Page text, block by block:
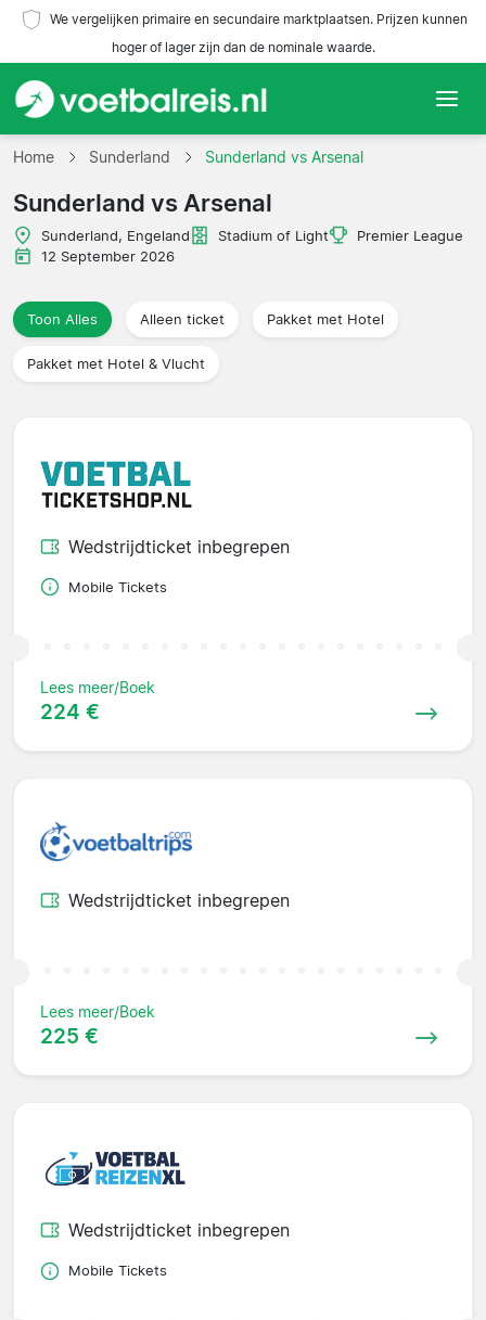
We vergelijken primaire en secundaire marktplaatsen. Prijzen kunnen
hoger of lager zijn dan de nominale waarde.
Home
Teams
Competities
Reisorganisaties
Home Sunderland Sunderland vs Arsenal
Sunderland vs Arsenal
Sunderland, Engeland Stadium of Light
Premier League
12 September 2026
Toon Alles Alleen ticket Pakket met Hotel
Pakket met Hotel & Vlucht
Wedstrijdticket inbegrepen
Mobile Tickets
Lees meer/Boek
224 €
Wedstrijdticket inbegrepen
Lees meer/Boek
225 €
Wedstrijdticket inbegrepen
Mobile Tickets